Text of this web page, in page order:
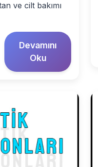
ve cilt bakımı
Devamını
Oku